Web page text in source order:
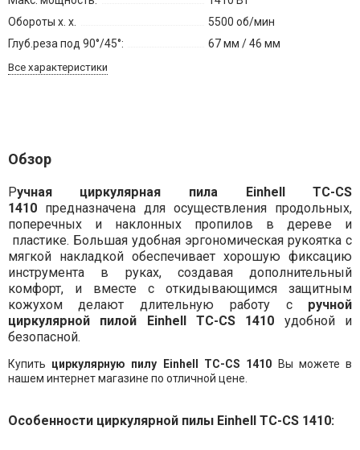
Обороты х. х.
5500 об/мин
Глуб.реза под 90°/45°:
67 мм / 46 мм
Все характеристики
Обзор
Ручная циркулярная пила Einhell TC-CS
1410предназначена для осуществления продольных,
поперечных и наклонных пропилов в дереве и
пластике. Большая удобная эргономическая рукоятка с
мягкой накладкой обеспечивает хорошую фиксацию
инструмента в руках, создавая дополнительный
комфорт, и вместе с откидывающимся защитным
кожухом делают длительную работу с ручной
циркулярной пилой Einhell TC-CS 1410 удобной и
безопасной.
Купить циркулярную пилу Einhell TC-CS 1410 Вы можете в
нашем интернет магазине по отличной цене.
Особенности циркулярной пилы Einhell TC-CS 1410: